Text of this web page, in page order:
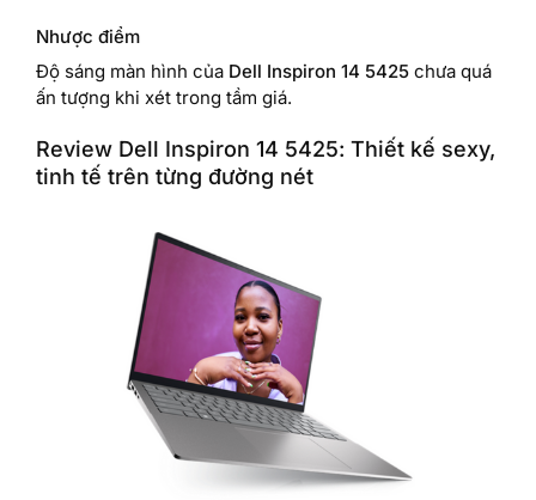
Nhược điểm
Độ sáng màn hình của Dell Inspiron 14 5425 chưa quá
ấn tượng khi xét trong tầm giá.
Review Dell Inspiron 14 5425: Thiết kế sexy,
tinh tế trên từng đường nét